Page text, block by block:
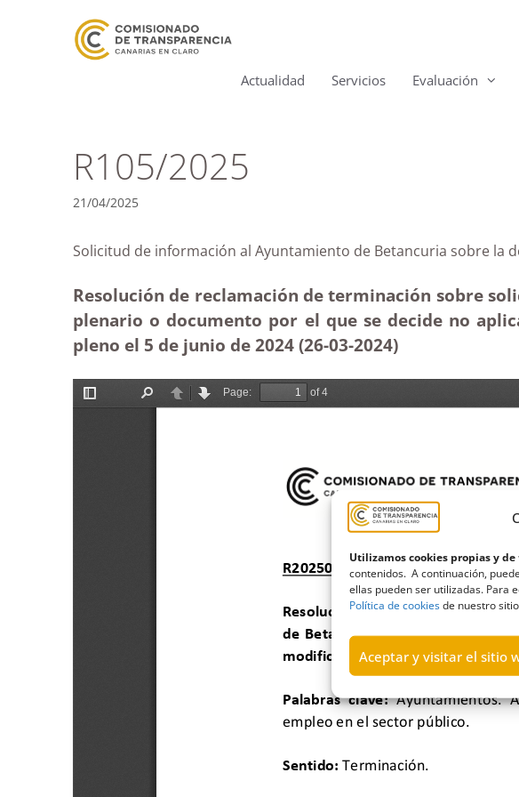
Utilizamos cookies propias y de
contenidos. A continuación,
ellas pueden ser utilizadas. Para
Política de cookiesde nuestro
Aceptar y visitar el sitio
Actualidad Servicios Evaluación
R105/2025
21/04/2025
Solicitud de información al Ayuntamiento de Betancuria
Resolución de reclamación de terminación sobre
plenario o documento por el que se decide no
pleno el 5 de junio de 2024 (26-03-2024)